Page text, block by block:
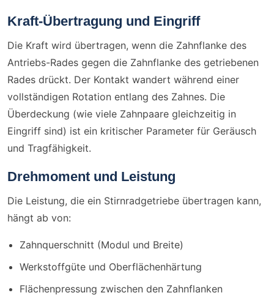
Kraft-Übertragung und Eingriff
Die Kraft wird übertragen, wenn die Zahnflanke des
Antriebs-Rades gegen die Zahnflanke des getriebenen
Rades drückt. Der Kontakt wandert während einer
vollständigen Rotation entlang des Zahnes. Die
Überdeckung (wie viele Zahnpaare gleichzeitig in
Eingriff sind) ist ein kritischer Parameter für Geräusch
und Tragfähigkeit.
Drehmoment und Leistung
Die Leistung, die ein Stirnradgetriebe übertragen kann,
hängt ab von:
Zahnquerschnitt (Modul und Breite)
Werkstoffgüte und Oberflächenhärtung
Flächenpressung zwischen den Zahnflanken